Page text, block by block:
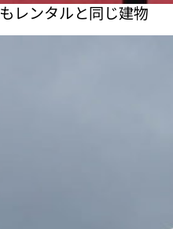
レンタルと同じ建物